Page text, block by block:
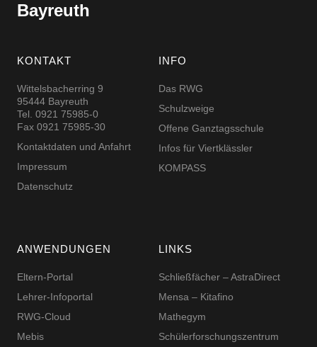
Bayreuth
KONTAKT
Wittelsbacherring 9
95444 Bayreuth
Tel. 0921 75985-0
Fax 0921 75985-30
Kontaktdaten und Anfahrt
Impressum
Datenschutz
INFO
Das RWG
Schulzweige
Offene Ganztagsschule
Infos für Viertklässler
KOMPASS
ANWENDUNGEN
Eltern-Portal
Lehrer-Infoportal
RWG-Cloud
Mebis
LINKS
Schließfächer – AstraDirect
Mensa – Kitafino
Mathegym
Schüler­for­schungs­zentrum